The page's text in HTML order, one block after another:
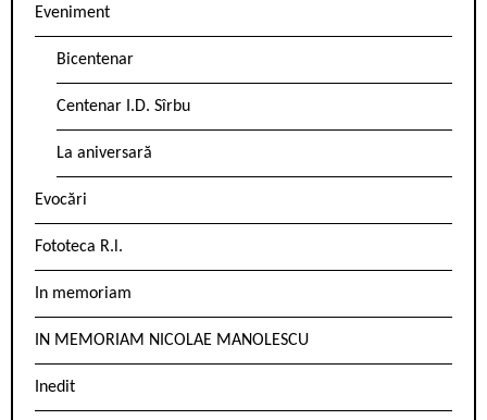
Eveniment
Bicentenar
Centenar I.D. Sîrbu
La aniversară
Evocări
Fototeca R.l.
In memoriam
IN MEMORIAM NICOLAE MANOLESCU
Inedit